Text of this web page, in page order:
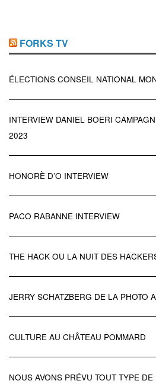
FORKS TV
ÉLECTIONS CONSEIL NATIONAL
INTERVIEW DANIEL BOERI
2023
HONORÈ D’O INTERVIEW
PACO RABANNE INTERVIEW
THE HACK OU LA NUIT DES
JERRY SCHATZBERG DE LA PHOTO
CULTURE AU CHÂTEAU POMMARD
NOUS AVONS PRÉVU TOUT TYPE DE